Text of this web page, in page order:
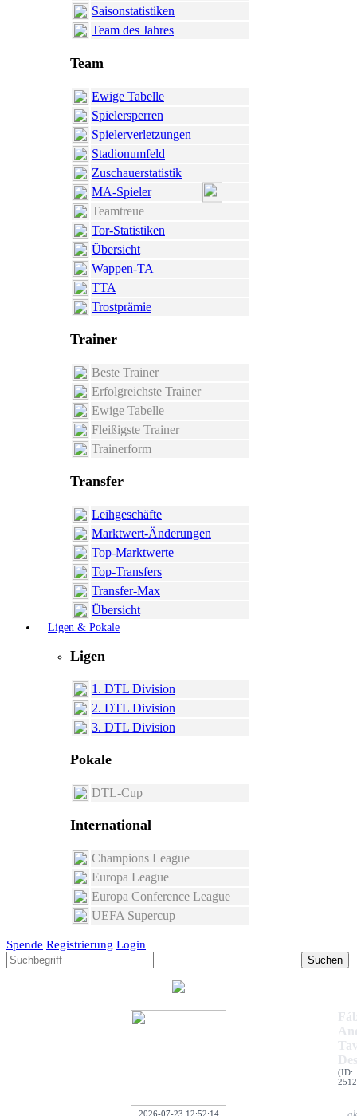
Saisonstatistiken
Team des Jahres
Team
Ewige Tabelle
Spielersperren
Spielerverletzungen
Stadionumfeld
Zuschauerstatistik
MA-Spieler
Teamtreue
Tor-Statistiken
Übersicht
Wappen-TA
TTA
Trostprämie
Trainer
Beste Trainer
Erfolgreichste Trainer
Ewige Tabelle
Fleißigste Trainer
Trainerform
Transfer
Leihgeschäfte
Marktwert-Änderungen
Top-Marktwerte
Top-Transfers
Transfer-Max
Übersicht
Ligen & Pokale
Ligen
1. DTL Division
2. DTL Division
3. DTL Division
Pokale
DTL-Cup
International
Champions League
Europa League
Europa Conference League
UEFA Supercup
Spende Registrierung Login
Suchen
2026-07-23 12:52:14
(ID: